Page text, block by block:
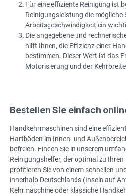
Für eine effiziente Reinigung ist
Reinigungsleistung die mögliche
Arbeitsgeschwindigkeit ein
Die angegebene und
hilft Ihnen, die Effizienz einer
bestimmen. Dieser Wert ist das
Motorisierung und der
Bestellen Sie einfach
Handkehrmaschinen sind eine
Hartböden im Innen- und
befreien. Finden Sie in unserem
Reinigungshelfer, der optimal zu
profitieren Sie von einem schnellen
innerhalb Deutschlands (Inseln auf
Kehrmaschine oder klassiche